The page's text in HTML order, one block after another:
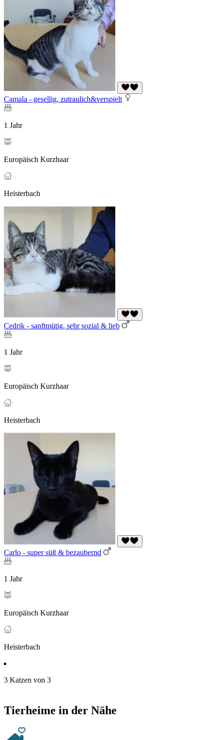
Camala - gesellig, zutraulich&verspielt
1 Jahr
Europäisch Kurzhaar
Heisterbach
Cedrik - sanftmütig, sehr sozial & lieb
1 Jahr
Europäisch Kurzhaar
Heisterbach
Carlo - super süß & bezaubernd
1 Jahr
Europäisch Kurzhaar
Heisterbach
3 Katzen von 3
Tierheime in der Nähe